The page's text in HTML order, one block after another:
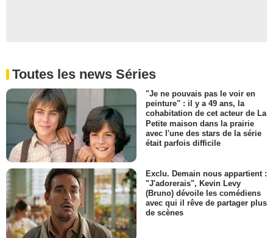
Toutes les news Séries
"Je ne pouvais pas le voir en
peinture" : il y a 49 ans, la
cohabitation de cet acteur de La
Petite maison dans la prairie
avec l'une des stars de la série
était parfois difficile
Exclu. Demain nous appartient :
"J'adorerais", Kevin Levy
(Bruno) dévoile les comédiens
avec qui il rêve de partager plus
de scènes